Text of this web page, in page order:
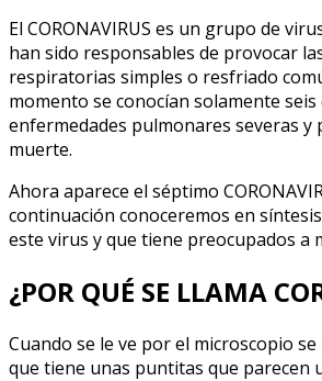
El CORONAVIRUS es un grupo de
han sido responsables de provocar
respiratorias simples o resfriado
momento se conocían solamente
enfermedades pulmonares severas y
muerte.
Ahora aparece el séptimo
continuación conoceremos en
este virus y que tiene preocupados a
¿POR QUÉ SE LLAMA
Cuando se le ve por el microscopio
que tiene unas puntitas que parecen